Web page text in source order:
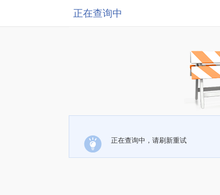
正在查询中
正在查询中，请刷新重试